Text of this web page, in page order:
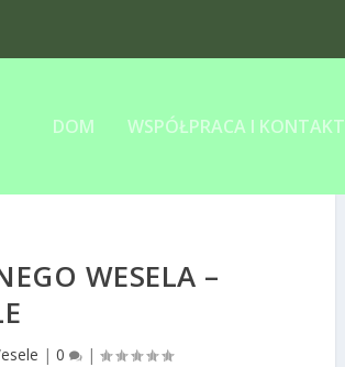
DOM WSPÓŁPRACA I KONTAKT
WESELA –
|0 |